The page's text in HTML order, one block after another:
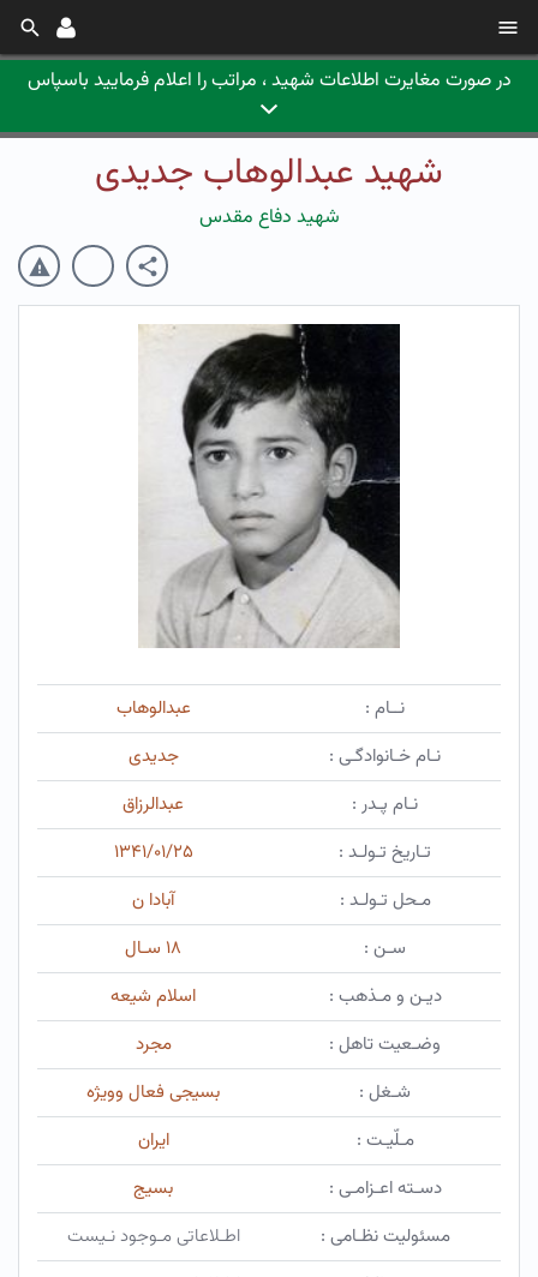
در صورت مغایرت اطلاعات شهید ، مراتب را اعلام فرمایید باسپاس
شهید عبدالوهاب جدیدی
شهید دفاع مقدس
نــام :
عبدالوهاب
نـام خـانوادگـی :
جدیدی
نـام پـدر :
عبدالرزاق
تـاریخ تـولـد :
۱۳۴۱/۰۱/۲۵
مـحل تـولـد :
آبادا ن
سـن :
۱۸ سـال
دیـن و مـذهب :
اسلام شیعه
وضـعیت تاهل :
مجرد
شـغل :
بسیجی فعال وویژه
مـلّیـت :
ایران
دسـته اعـزامـی :
بسیج
مسئولیت نظـامی :
اطـلاعاتی مـوجود نـیست